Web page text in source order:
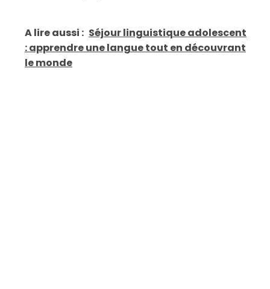
A lire aussi : Séjour linguistique adolescent
: apprendre une langue tout en découvrant
le monde